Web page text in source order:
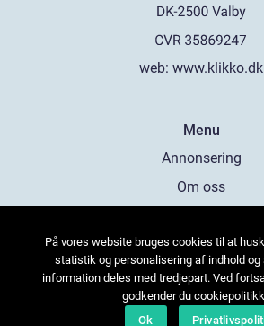
web: www.klikko.dk
Menu
Annonsering
Om oss
Kontakta oss
Sitemap
På vores website bruges cookies til at
statistik og personalisering af indhold og
information deles med tredjepart. Ved
godkender du
Ok